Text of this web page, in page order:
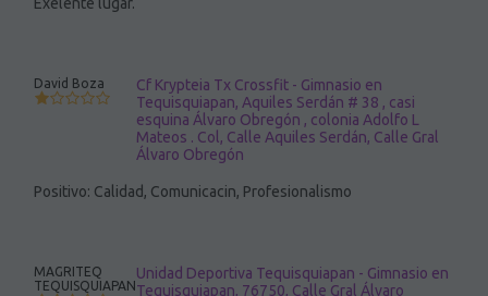
Exelente lugar.
David Boza
Cf Krypteia Tx Crossfit - Gimnasio en
Tequisquiapan, Aquiles Serdán # 38 , casi
esquina Álvaro Obregón , colonia Adolfo L
Mateos . Col, Calle Aquiles Serdán, Calle Gral
Álvaro Obregón
Positivo: Calidad, Comunicacin, Profesionalismo
MAGRITEQ
TEQUISQUIAPAN
Unidad Deportiva Tequisquiapan - Gimnasio en
Tequisquiapan, 76750, Calle Gral Álvaro